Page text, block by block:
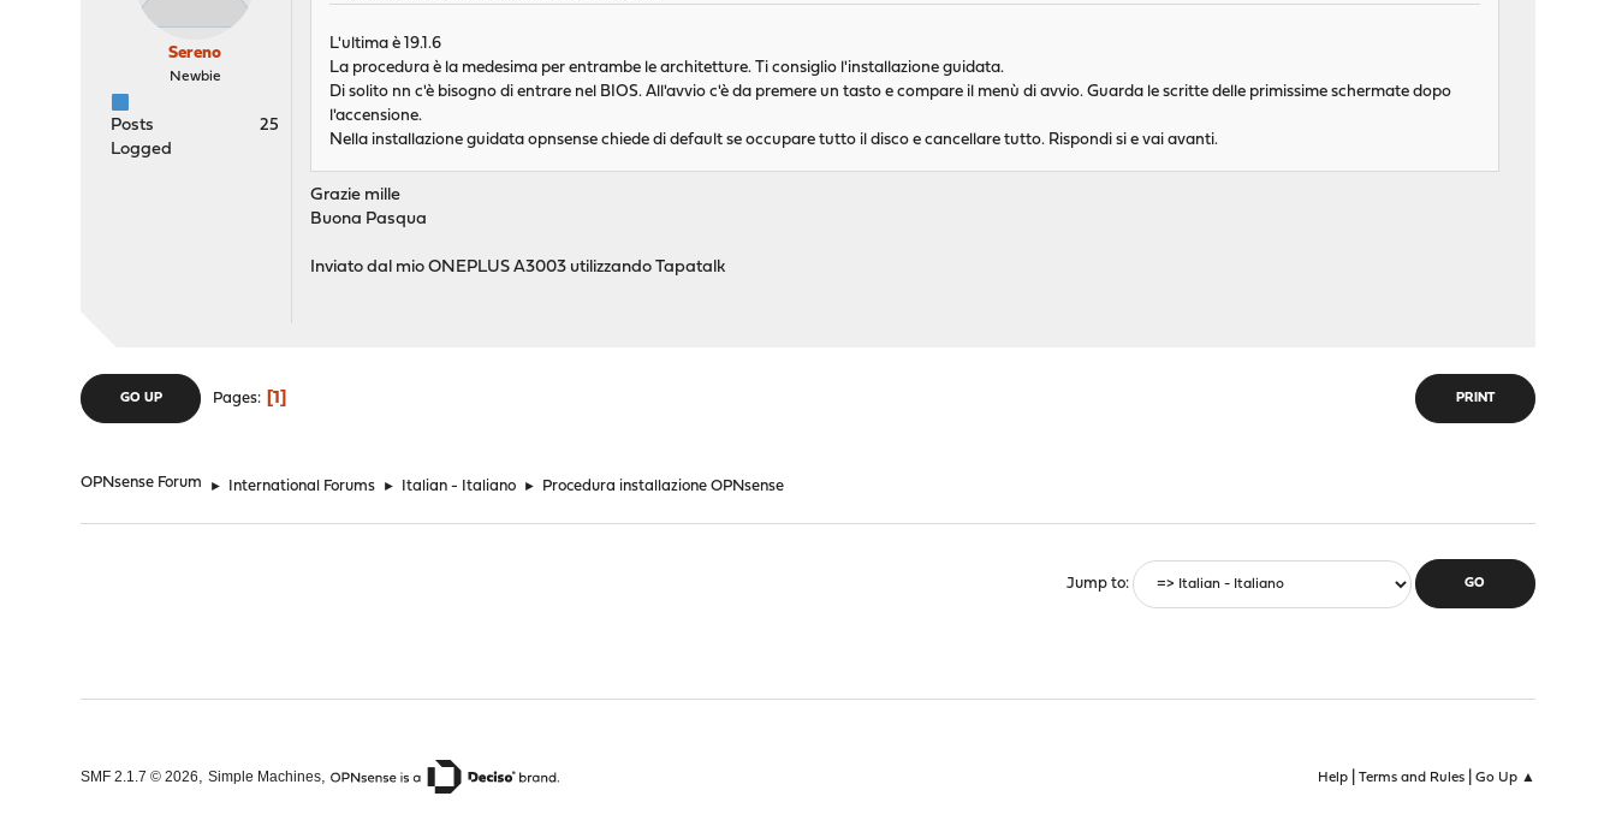
Sereno
Newbie
Posts
25
Logged
L'ultima è 19.1.6
La procedura è la medesima per entrambe le architetture. Ti consiglio l'installazione guidata.
Di solito nn c'è bisogno di entrare nel BIOS. All'avvio c'è da premere un tasto e compare il menù di avvio. Guarda le scritte delle primissime schermate dopo
l'accensione.
Nella installazione guidata opnsense chiede di default se occupare tutto il disco e cancellare tutto. Rispondi si e vai avanti.
Grazie mille
Buona Pasqua
Inviato dal mio ONEPLUS A3003 utilizzando Tapatalk
PRINT
GO UP Pages 1
OPNsense Forum ► International Forums ► Italian - Italiano ► Procedura installazione OPNsense
Jump to
Help| Terms and Rules| Go Up ▲
SMF 2.1.7 © 2026,Simple Machines,